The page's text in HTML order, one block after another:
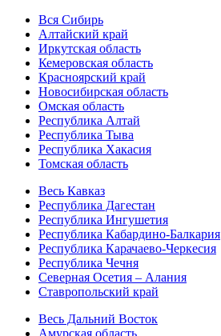
Вся Сибирь
Алтайский край
Иркутская область
Кемеровская область
Красноярский край
Новосибирская область
Омская область
Республика Алтай
Республика Тыва
Республика Хакасия
Томская область
Весь Кавказ
Республика Дагестан
Республика Ингушетия
Республика Кабардино-Балкария
Республика Карачаево-Черкесия
Республика Чечня
Северная Осетия – Алания
Ставропольский край
Весь Дальний Восток
Амурская область